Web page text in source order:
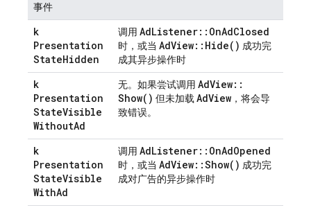
事件
k
Presentation
StateHidden
调用 AdListener:: OnAdClosed
时，或当 AdView:: Hide( ) 成功完
成其异步操作时
k
Presentation
StateVisible
WithoutAd
无。如果尝试调用 AdView::
Show( ) 但未加载AdView ，将会导
致错误。
k
Presentation
StateVisible
WithAd
调用 AdListener:: OnAdOpened
时，或当 AdView::Show( ) 成功完
成对广告的异步操作时